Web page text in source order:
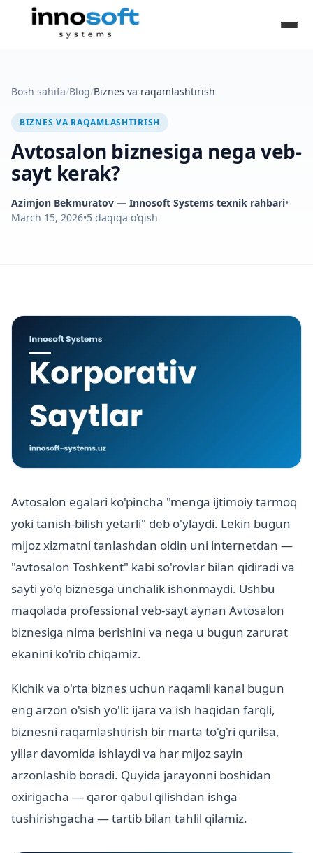
Bosh sahifa/Blog/Biznes va raqamlashtirish
BIZNES VA RAQAMLASHTIRISH
Avtosalon biznesiga nega veb-
sayt kerak?
Azimjon Bekmuratov — Innosoft Systems texnik rahbari•
March 15, 2026•5 daqiqa o'qish
Avtosalon egalari ko'pincha "menga ijtimoiy tarmoq
yoki tanish-bilish yetarli" deb o'ylaydi. Lekin bugun
mijoz xizmatni tanlashdan oldin uni internetdan —
"avtosalon Toshkent" kabi so'rovlar bilan qidiradi va
sayti yo'q biznesga unchalik ishonmaydi. Ushbu
maqolada professional veb-sayt aynan Avtosalon
biznesiga nima berishini va nega u bugun zarurat
ekanini ko'rib chiqamiz.
Kichik va o'rta biznes uchun raqamli kanal bugun
eng arzon o'sish yo'li: ijara va ish haqidan farqli,
biznesni raqamlashtirish bir marta to'g'ri qurilsa,
yillar davomida ishlaydi va har mijoz sayin
arzonlashib boradi. Quyida jarayonni boshidan
oxirigacha — qaror qabul qilishdan ishga
tushirishgacha — tartib bilan tahlil qilamiz.